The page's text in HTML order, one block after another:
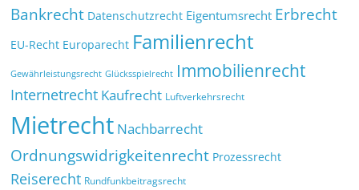
Bankrecht Datenschutzrecht Eigentumsrecht Erbrecht
EU-Recht Europarecht Familienrecht
Gewährleistungsrecht Glücksspielrecht Immobilienrecht
Internetrecht Kaufrecht Luftverkehrsrecht
Mietrecht Nachbarrecht
Ordnungswidrigkeitenrecht Prozessrecht
Reiserecht Rundfunkbeitragsrecht